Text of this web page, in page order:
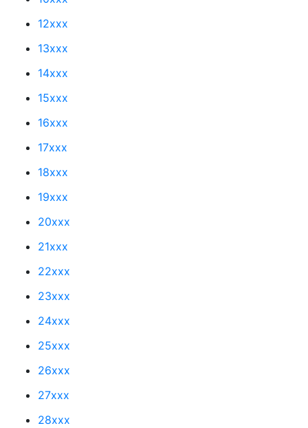
12xxx
13xxx
14xxx
15xxx
16xxx
17xxx
18xxx
19xxx
20xxx
21xxx
22xxx
23xxx
24xxx
25xxx
26xxx
27xxx
28xxx